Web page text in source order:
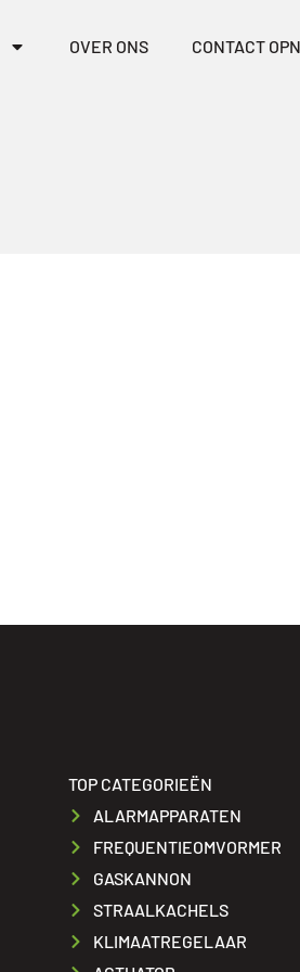
OVER ONS CONTACT
TOP CATEGORIEËN
ALARMAPPARATEN
FREQUENTIEOMVORMER
GASKANNON
STRAALKACHELS
KLIMAATREGELAAR